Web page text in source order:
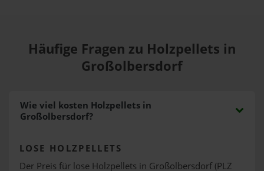
Häufige Fragen zu Holzpellets in
Großolbersdorf
Wie viel kosten Holzpellets in
Großolbersdorf?
LOSE HOLZPELLETS
Der Preis für lose Holzpellets in Großolbersdorf (PLZ